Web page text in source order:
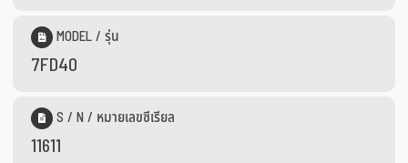
MODEL / รุ่น
7FD40
S / N / หมายเลขซีเรียล
11611